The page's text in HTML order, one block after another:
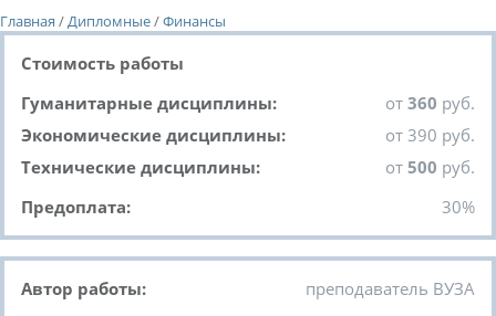
Главная /Дипломные/Финансы
Стоимость работы
Гуманитарные дисциплины:
от 360 руб.
Экономические дисциплины:
от 390 руб.
Технические дисциплины:
от 500 руб.
Предоплата:
30%
Автор работы:
преподаватель ВУЗА